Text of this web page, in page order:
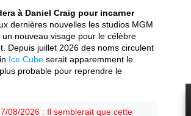
à Daniel Craig pour incarner
dernières nouvelles les studios MGM
nouveau visage pour le célèbre
Depuis juillet 2026 des noms circulent
Ice Cube serait apparemment le
probable pour reprendre le
08/2026 : Il semblerait que cette